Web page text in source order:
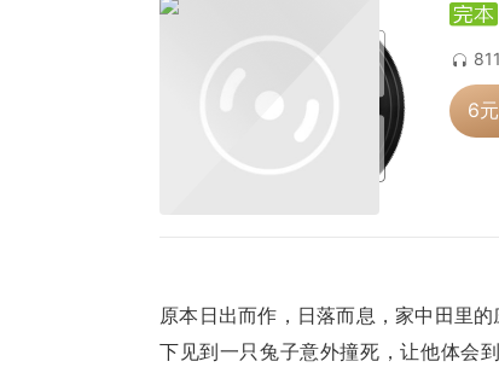
811
6
原本日出而作，日落而息，家中田里
下见到一只兔子意外撞死，让他体会